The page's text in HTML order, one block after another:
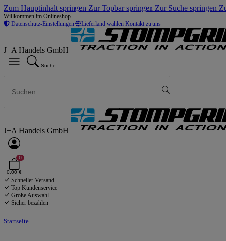
Zum Hauptinhalt springen Zur Topbar springen Zur Suche springen
Willkommen im Onlineshop
Datenschutz-Einstellungen
Lieferland wählen Kontakt zu uns
J+A Handels GmbH
Suche
J+A Handels GmbH
0
0,00 €
Schneller Versand
Top Kundenservice
Große Auswahl
Sicher bezahlen
Startseite